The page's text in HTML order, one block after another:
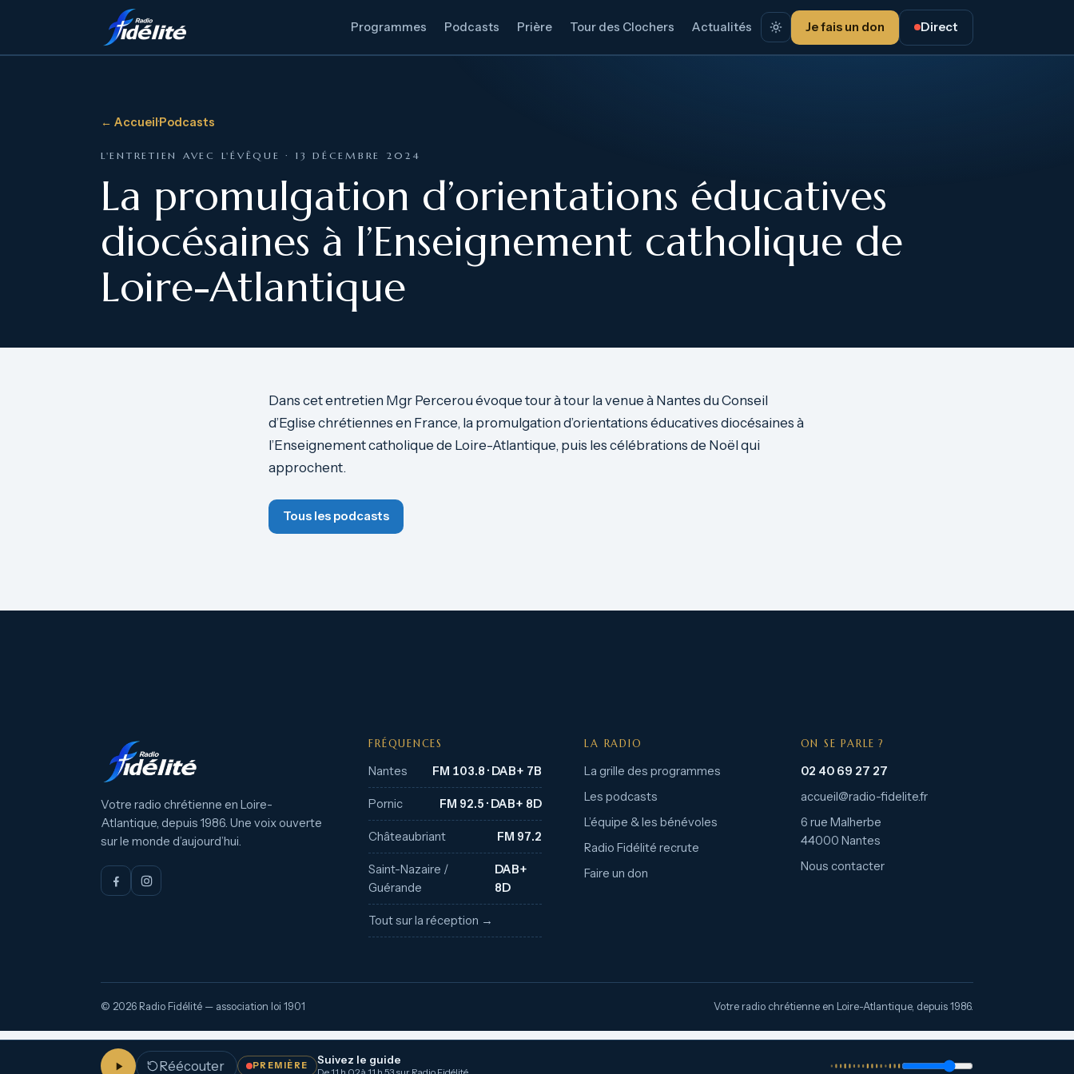
Programmes Podcasts Prière Tour des Clochers Actualités Je fais un don Direct
← Accueil·Podcasts
L'ENTRETIEN AVEC L'ÉVÊQUE · 13 DÉCEMBRE 2024
La promulgation d’orientations éducatives
diocésaines à l’Enseignement catholique de
Loire-Atlantique
Dans cet entretien Mgr Percerou évoque tour à tour la venue à Nantes du Conseil
d’Eglise chrétiennes en France, la promulgation d’orientations éducatives diocésaines à
l’Enseignement catholique de Loire-Atlantique, puis les célébrations de Noël qui
approchent.
Tous les podcasts
Votre radio chrétienne en Loire-
Atlantique, depuis 1986. Une voix ouverte
sur le monde d’aujourd’hui.
FRÉQUENCES
Nantes FM 103.8 · DAB+ 7B
Pornic FM 92.5 · DAB+ 8D
Châteaubriant FM 97.2
Saint-Nazaire /
Guérande
DAB+
8D
Tout sur la réception →
LA RADIO
La grille des programmes
Les podcasts
L’équipe & les bénévoles
Radio Fidélité recrute
Faire un don
ON SE PARLE ?
02 40 69 27 27
accueil@radio-fidelite.fr
6 rue Malherbe
44000 Nantes
Nous contacter
© 2026 Radio Fidélité — association loi 1901 Votre radio chrétienne en Loire-Atlantique, depuis 1986.
Réécouter PREMIÈRE Suivez le guide